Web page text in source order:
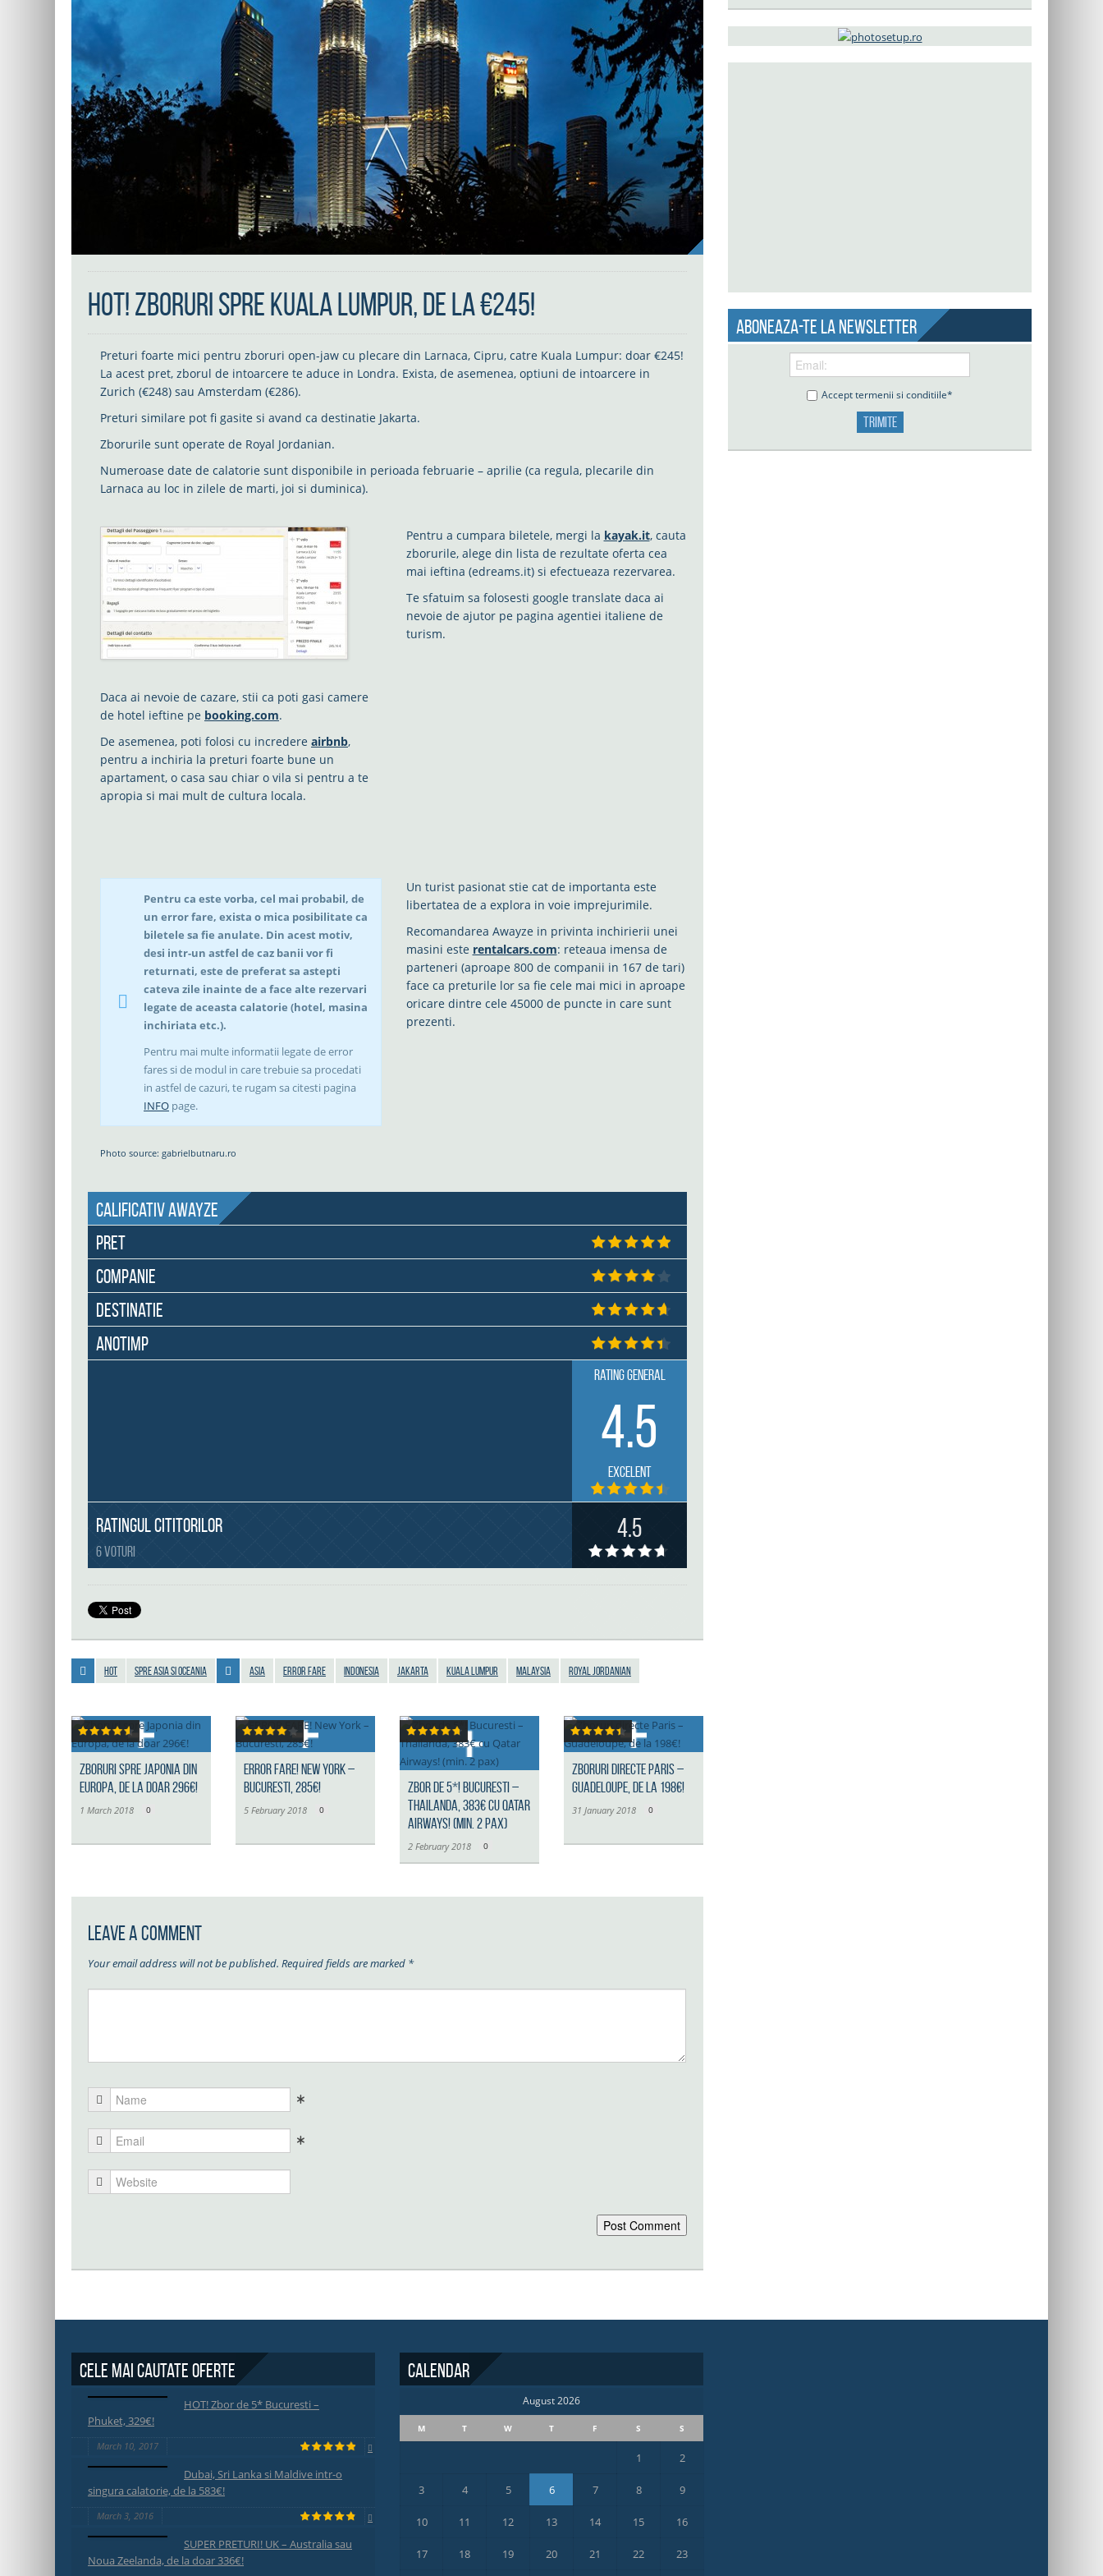
HOT! Zboruri spre Kuala Lumpur, de la €245!
Preturi foarte mici pentru zboruri open-jaw cu plecare din Larnaca, Cipru, catre Kuala Lumpur: doar €245!
La acest pret, zborul de intoarcere te aduce in Londra. Exista, de asemenea, optiuni de intoarcere in
Zurich (€248) sau Amsterdam (€286).
Preturi similare pot fi gasite si avand ca destinatie Jakarta.
Zborurile sunt operate de Royal Jordanian.
Numeroase date de calatorie sunt disponibile in perioada februarie – aprilie (ca regula, plecarile din
Larnaca au loc in zilele de marti, joi si duminica).
Pentru a cumpara biletele, mergi la kayak.it, cauta
zborurile, alege din lista de rezultate oferta cea
mai ieftina (edreams.it) si efectueaza rezervarea.
Te sfatuim sa folosesti google translate daca ai
nevoie de ajutor pe pagina agentiei italiene de
turism.
Daca ai nevoie de cazare, stii ca poti gasi camere
de hotel ieftine pe booking.com.
De asemenea, poti folosi cu incredere airbnb,
pentru a inchiria la preturi foarte bune un
apartament, o casa sau chiar o vila si pentru a te
apropia si mai mult de cultura locala.
Pentru ca este vorba, cel mai probabil, de
un error fare, exista o mica posibilitate ca
biletele sa fie anulate. Din acest motiv,
desi intr-un astfel de caz banii vor fi
returnati, este de preferat sa astepti
cateva zile inainte de a face alte rezervari
legate de aceasta calatorie (hotel, masina
inchiriata etc.).
Pentru mai multe informatii legate de error
fares si de modul in care trebuie sa procedati
in astfel de cazuri, te rugam sa citesti pagina
INFO page.
Un turist pasionat stie cat de importanta este
libertatea de a explora in voie imprejurimile.
Recomandarea Awayze in privinta inchirierii unei
masini este rentalcars.com: reteaua imensa de
parteneri (aproape 800 de companii in 167 de tari)
face ca preturile lor sa fie cele mai mici in aproape
oricare dintre cele 45000 de puncte in care sunt
prezenti.
Photo source: gabrielbutnaru.ro
Calificativ Awayze
Pret
Companie
Destinatie
Anotimp
Rating general
4.5
Excelent
Ratingul cititorilor
6 voturi
4.5
Hot Spre Asia si Oceania Asia error fare Indonesia Jakarta Kuala Lumpur Malaysia Royal Jordanian
Zboruri spre Japonia din
Europa, de la doar 296€!
1 March 2018 0
ERROR FARE! New York –
Bucuresti, 285€!
5 February 2018 0
Zbor de 5*! Bucuresti –
Thailanda, 383€ cu Qatar
Airways! (min. 2 pax)
2 February 2018 0
Zboruri directe Paris –
Guadeloupe, de la 198€!
31 January 2018 0
Leave a Comment
Your email address will not be published. Required fields are marked *
Aboneaza-te la newsletter
Accept termenii si conditiile*
Cele mai cautate oferte
HOT! Zbor de 5* Bucuresti –
Phuket, 329€!
March 10, 2017
Dubai, Sri Lanka si Maldive intr-o
singura calatorie, de la 583€!
March 3, 2016
SUPER PRETURI! UK – Australia sau
Noua Zeelanda, de la doar 336€!
Calendar
August 2026
M T W T F S S
1 2
3 4 5 6 7 8 9
10 11 12 13 14 15 16
17 18 19 20 21 22 23